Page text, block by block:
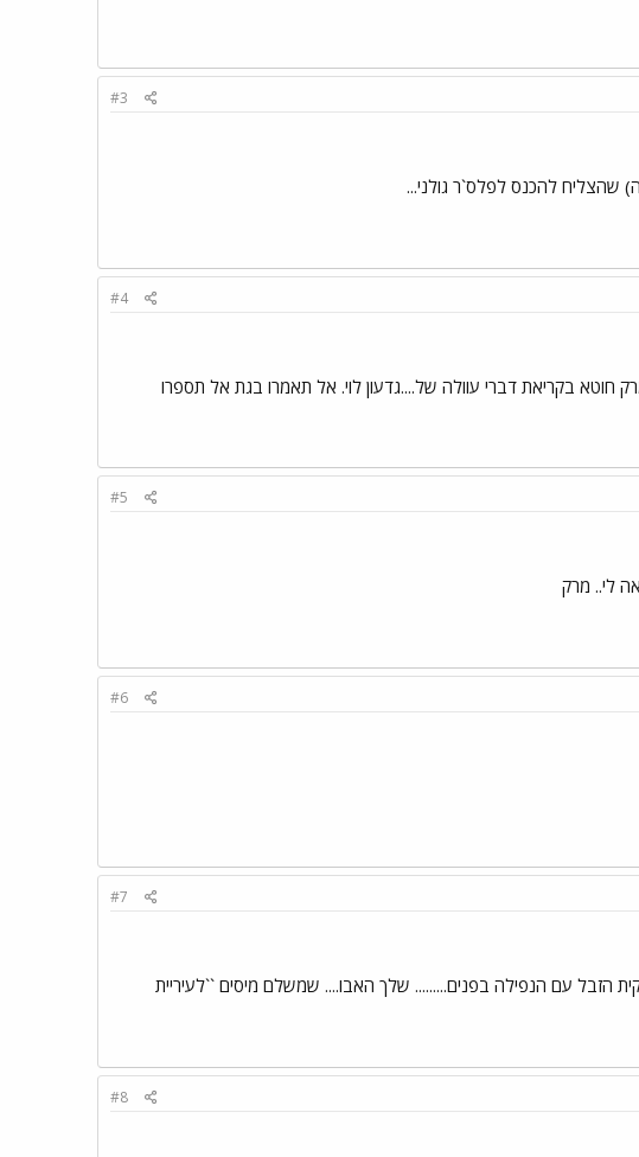
#3
שהצליח להכנס לפלס`ר גולני...
#4
חוטא בקריאת דברי עוולה של....גדעון לוי. אל תאמרו בגת אל תספרו
#5
לי.. מרק
#6
#7
הזבל עם הנפילה בפנים......... שלך האבו.... שמשלם מיסים ``לעיריית
#8